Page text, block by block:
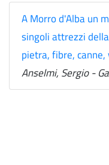
A Morro d'Alba un
singoli attrezzi
pietra, fibre, canne,
Anselmi, Sergio -